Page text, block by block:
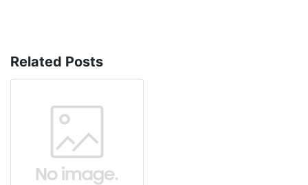
Related Posts